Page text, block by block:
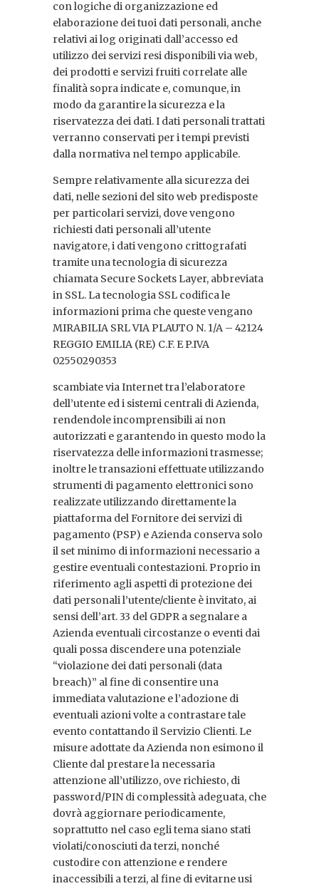
con logiche di organizzazione ed
elaborazione dei tuoi dati personali, anche
relativi ai log originati dall’accesso ed
utilizzo dei servizi resi disponibili via web,
dei prodotti e servizi fruiti correlate alle
finalità sopra indicate e, comunque, in
modo da garantire la sicurezza e la
riservatezza dei dati. I dati personali trattati
verranno conservati per i tempi previsti
dalla normativa nel tempo applicabile.
Sempre relativamente alla sicurezza dei
dati, nelle sezioni del sito web predisposte
per particolari servizi, dove vengono
richiesti dati personali all’utente
navigatore, i dati vengono crittografati
tramite una tecnologia di sicurezza
chiamata Secure Sockets Layer, abbreviata
in SSL. La tecnologia SSL codifica le
informazioni prima che queste vengano
MIRABILIA SRL VIA PLAUTO N. 1/A – 42124
REGGIO EMILIA (RE) C.F. E P.IVA
02550290353
scambiate via Internet tra l’elaboratore
dell’utente ed i sistemi centrali di Azienda,
rendendole incomprensibili ai non
autorizzati e garantendo in questo modo la
riservatezza delle informazioni trasmesse;
inoltre le transazioni effettuate utilizzando
strumenti di pagamento elettronici sono
realizzate utilizzando direttamente la
piattaforma del Fornitore dei servizi di
pagamento (PSP) e Azienda conserva solo
il set minimo di informazioni necessario a
gestire eventuali contestazioni. Proprio in
riferimento agli aspetti di protezione dei
dati personali l’utente/cliente è invitato, ai
sensi dell’art. 33 del GDPR a segnalare a
Azienda eventuali circostanze o eventi dai
quali possa discendere una potenziale
“violazione dei dati personali (data
breach)” al fine di consentire una
immediata valutazione e l’adozione di
eventuali azioni volte a contrastare tale
evento contattando il Servizio Clienti. Le
misure adottate da Azienda non esimono il
Cliente dal prestare la necessaria
attenzione all’utilizzo, ove richiesto, di
password/PIN di complessità adeguata, che
dovrà aggiornare periodicamente,
soprattutto nel caso egli tema siano stati
violati/conosciuti da terzi, nonché
custodire con attenzione e rendere
inaccessibili a terzi, al fine di evitarne usi